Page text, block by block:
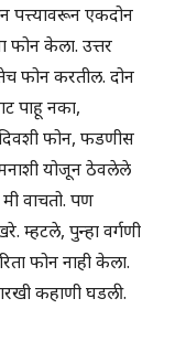
पत्त्यावरून एकदोन
फोन केला. उत्तर
फोन करतील. दोन
पाहू नका,
फोन, फडणीस
योजून ठेवलेले
वाचतो. पण
म्हटले, पुन्हा वर्गणी
फोन नाही केला.
कहाणी घडली.